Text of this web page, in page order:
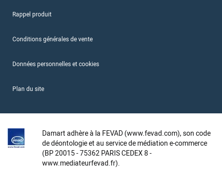
Rappel produit
Conditions générales de vente
Données personnelles et cookies
Plan du site
Damart adhère à la FEVAD (www.fevad.com), son code
de déontologie et au service de médiation e-commerce
(BP 20015 - 75362 PARIS CEDEX 8 -
www.mediateurfevad.fr).